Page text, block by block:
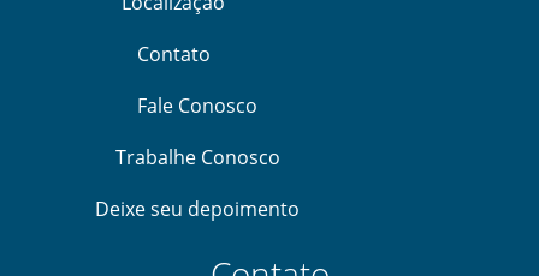
Contato
Fale Conosco
Trabalhe Conosco
Deixe seu depoimento